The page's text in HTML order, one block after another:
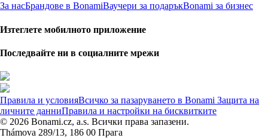
За насБрандове в BonamiВаучери за подаръкBonami за бизнес
Изтеглете мобилното приложение
Последвайте ни в социалните мрежи
Правила и условияВсичко за пазаруването в Bonami Защита на
личните данниПравила и настройки на бисквитките
© 2026 Bonami.cz, a.s. Всички права запазени.
Thámova 289/13, 186 00 Прага